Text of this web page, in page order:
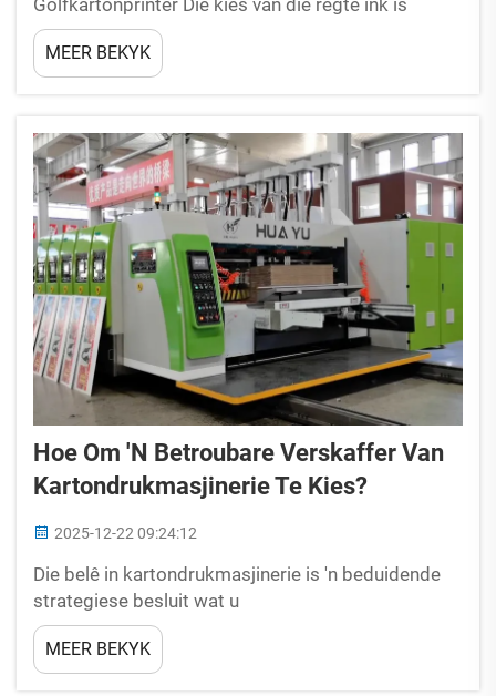
noodsaaklik om bestendige drukkwaliteit te
verseker wanneer 'n golfkartonprinter gebruik
word. Golfkarton het 'n growwe oppervlak, hoë
MEER BEKYK
Hoe Om 'n Betroubare Verskaffer Van
Kartondrukmasjinerie Te Kies?
2025-12-22 09:24:12
Die belê in kartondrukmasjinerie is 'n beduidende
strategiese besluit wat u
produksiedoeltreffendheid, produkgehalte en
uiteindelik u winsgewendheid vir jare te kom,
beïnvloed. Daarom is die keuse van die regte
MEER BEKYK